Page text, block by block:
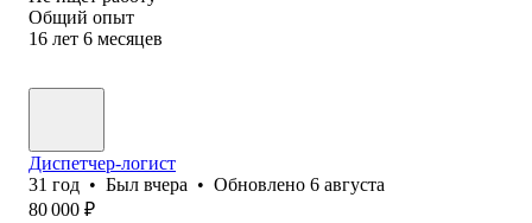
Общий опыт
16 лет 6 месяцев
Диспетчер-логист
31 год • Был вчера • Обновлено 6 августа
80 000 ₽